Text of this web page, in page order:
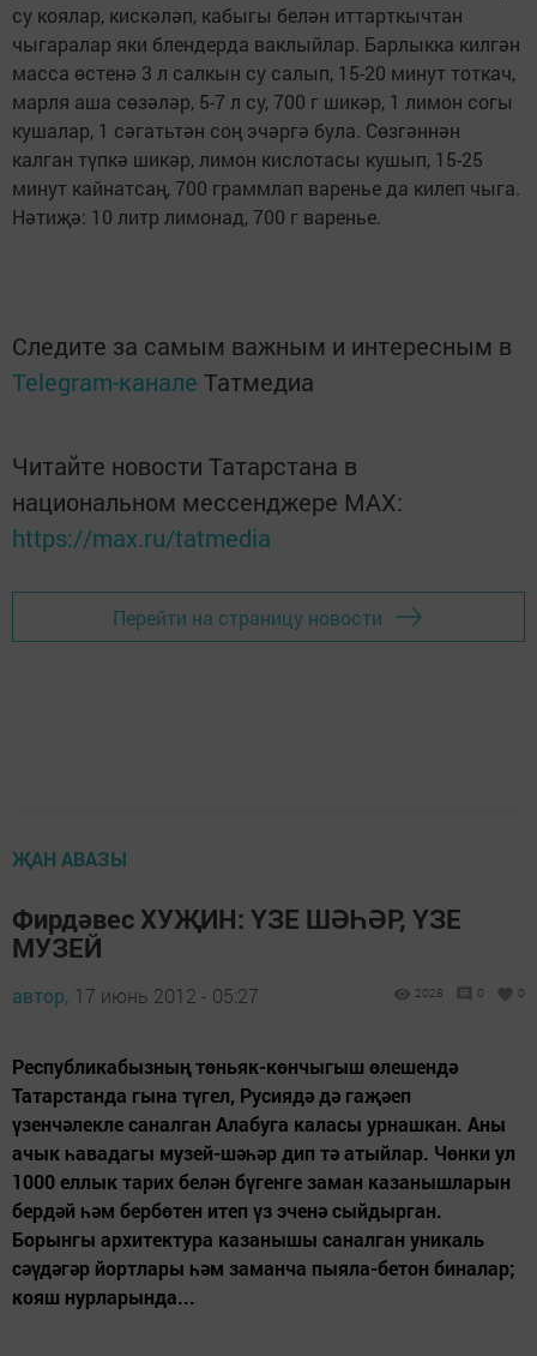
су коялар, кискәләп, кабыгы белән иттарткычтан
чыгаралар яки блендерда ваклыйлар. Барлыкка килгән
масса өстенә 3 л салкын су салып, 15-20 минут тоткач,
марля аша сөзәләр, 5-7 л су, 700 г шикәр, 1 лимон согы
кушалар, 1 сәгатьтән соң эчәргә була. Сөзгәннән
калган түпкә шикәр, лимон кислотасы кушып, 15-25
минут кайнатсаң, 700 граммлап варенье да килеп чыга.
Нәтиҗә: 10 литр лимонад, 700 г варенье.
Следите за самым важным и интересным в
Telegram-канале Татмедиа
Читайте новости Татарстана в
национальном мессенджере MАХ:
https://max.ru/tatmedia
Перейти на страницу новости
ҖАН АВАЗЫ
Фирдәвес ХУҖИН: ҮЗЕ ШӘҺӘР, ҮЗЕ
МУЗЕЙ
автор, 17 июнь 2012 - 05:27 2028 0 0
Республикабызның төньяк-көнчыгыш өлешендә
Татарстанда гына түгел, Русиядә дә гаҗәеп
үзенчәлекле саналган Алабуга каласы урнашкан. Аны
ачык һавадагы музей-шәһәр дип тә атыйлар. Чөнки ул
1000 еллык тарих белән бүгенге заман казанышларын
бердәй һәм бербөтен итеп үз эченә сыйдырган.
Борынгы архитектура казанышы саналган уникаль
сәүдәгәр йортлары һәм заманча пыяла-бетон биналар;
кояш нурларында...